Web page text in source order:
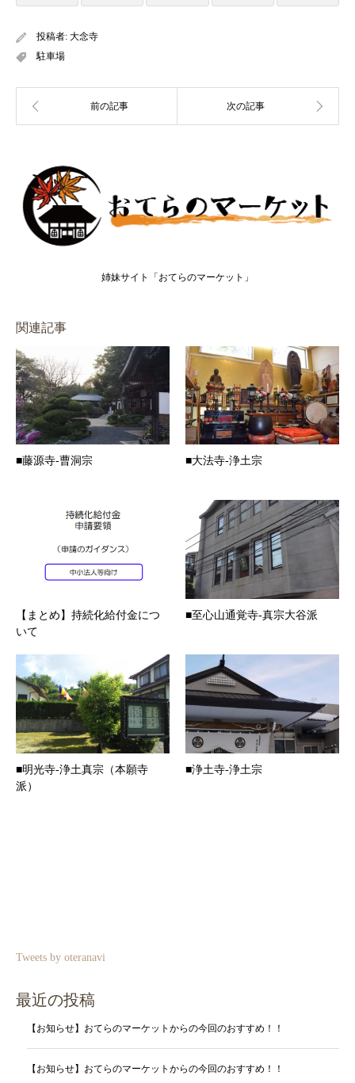
投稿者: 大念寺
駐車場
姉妹サイト「おてらのマーケット」
関連記事
■藤源寺-曹洞宗 ■大法寺-浄土宗
【まとめ】持続化給付金につ
いて
■至心山通覚寺-真宗大谷派
■明光寺-浄土真宗（本願寺
派）
■浄土寺-浄土宗
Tweets by oteranavi
最近の投稿
【お知らせ】おてらのマーケットからの今回のおすすめ！！
【お知らせ】おてらのマーケットからの今回のおすすめ！！